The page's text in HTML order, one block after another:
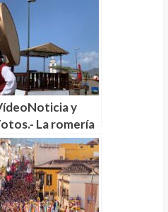
y
La romería
Valle de Guerra
a lo grande
74 años de